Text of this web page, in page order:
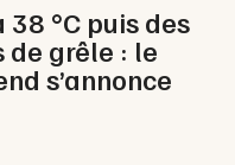
38 °C puis des
de grêle : le
s’annonce